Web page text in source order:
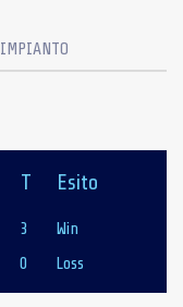
IMPIANTO
T Esito
3
Win
0 Loss